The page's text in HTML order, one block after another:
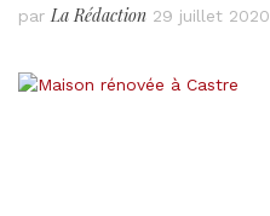
par La Rédaction 29 juillet 2020